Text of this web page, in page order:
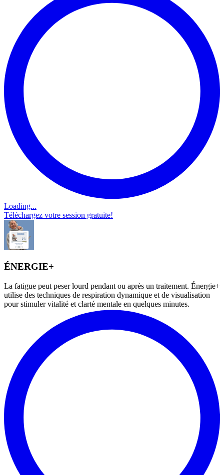
Loading...
Téléchargez votre session gratuite!
ÉNERGIE+
La fatigue peut peser lourd pendant ou après un traitement. Énergie+
utilise des techniques de respiration dynamique et de visualisation
pour stimuler vitalité et clarté mentale en quelques minutes.